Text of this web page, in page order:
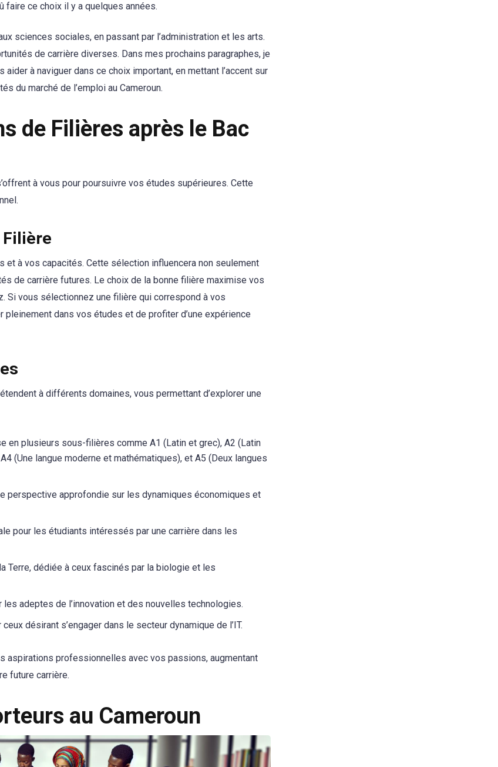
faire ce choix il y a quelques années.
sciences sociales, en passant par l’administration et les arts.
de carrière diverses. Dans mes prochains paragraphes, je
à naviguer dans ce choix important, en mettant l’accent sur
du marché de l’emploi au Cameroun.
de Filières après le Bac
à vous pour poursuivre vos études supérieures. Cette
Filière
à vos capacités. Cette sélection influencera non seulement
de carrière futures. Le choix de la bonne filière maximise vos
Si vous sélectionnez une filière qui correspond à vos
dans vos études et de profiter d’une expérience
à différents domaines, vous permettant d’explorer une
en plusieurs sous-filières comme A1 (Latin et grec), A2 (Latin
(Une langue moderne et mathématiques), et A5 (Deux langues
perspective approfondie sur les dynamiques économiques et
pour les étudiants intéressés par une carrière dans les
Terre, dédiée à ceux fascinés par la biologie et les
adeptes de l’innovation et des nouvelles technologies.
désirant s’engager dans le secteur dynamique de l’IT.
aspirations professionnelles avec vos passions, augmentant
future carrière.
au Cameroun